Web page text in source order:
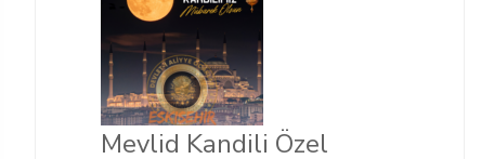
Mevlid Kandili Özel